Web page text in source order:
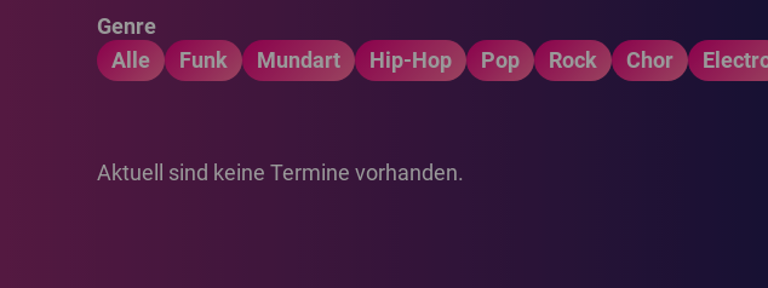
Genre
Alle
Funk Mundart Hip-Hop Pop Rock Chor
Aktuell sind keine Termine vorhanden.